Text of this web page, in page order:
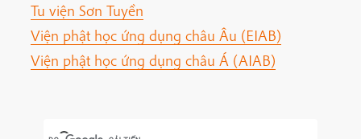
Tu viện Sơn Tuyền
Viện phật học ứng dụng châu Âu (EIAB)
Viện phật học ứng dụng châu Á (AIAB)